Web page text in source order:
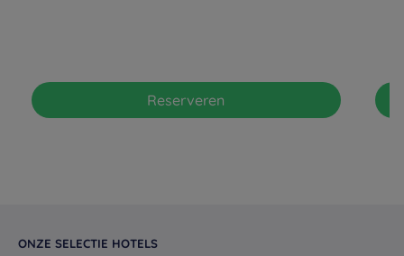
Reserveren
ONZE SELECTIE HOTELS